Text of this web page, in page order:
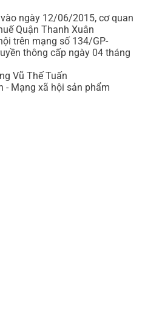
ngày 12/06/2015, cơ quan
Quận Thanh Xuân
trên mạng số 134/GP-
thông cấp ngày 04 tháng
Vũ Thế Tuấn
- Mạng xã hội sản phẩm